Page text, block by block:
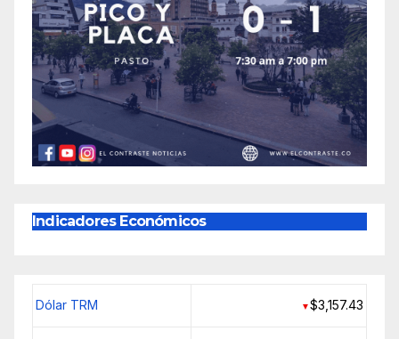
Indicadores Económicos
Dólar TRM ▼$3,157.43